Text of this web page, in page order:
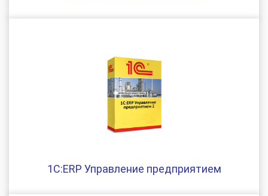
1С:ERP Управление предприятием